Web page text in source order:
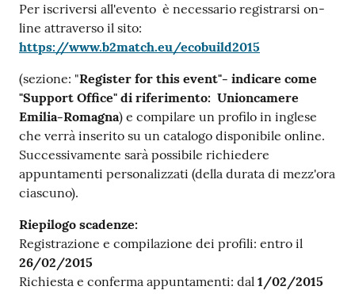
Per iscriversi all'evento è necessario registrarsi on-
line attraverso il sito:
https://www.b2match.eu/ecobuild2015
(sezione: "Register for this event"- indicare come
"Support Office" di riferimento: Unioncamere
Emilia-Romagna) e compilare un profilo in inglese
che verrà inserito su un catalogo disponibile online.
Successivamente sarà possibile richiedere
appuntamenti personalizzati (della durata di mezz'ora
ciascuno).
Riepilogo scadenze:
Registrazione e compilazione dei profili: entro il
26/02/2015
Richiesta e conferma appuntamenti: dal 1/02/2015